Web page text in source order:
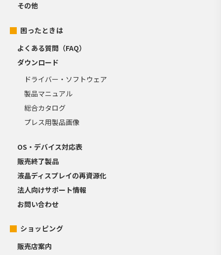
その他
困ったときは
よくある質問（FAQ）
ダウンロード
ドライバー・ソフトウェア
製品マニュアル
総合カタログ
プレス用製品画像
OS・デバイス対応表
販売終了製品
液晶ディスプレイの再資源化
法人向けサポート情報
お問い合わせ
ショッピング
販売店案内